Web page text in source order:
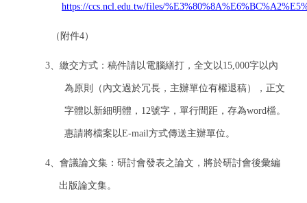
https://ccs.ncl.edu.tw/files/
（附件4）
3、繳交方式：稿件請以電腦繕打，全文以15,000字以內
為原則（內文過於冗長，主辦單位有權退稿），正文
字體以新細明體，12號字，單行間距，存為word檔。
惠請將檔案以E-mail方式傳送主辦單位。
4、會議論文集：研討會發表之論文，將於研討會後彙編
出版論文集。